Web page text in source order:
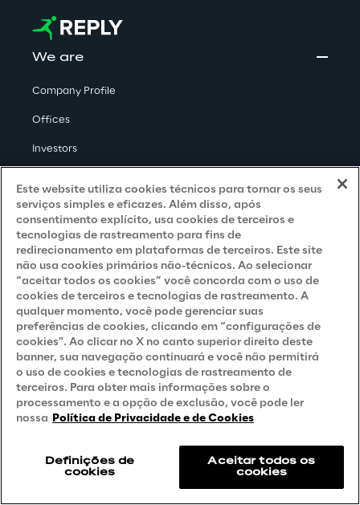
We are
Company Profile
Offices
Investors
Privacy & legal
Privacy & Cookie Policy
Privacy Notice(Client - LGPD)
Privacy Notice(Client - GDPR)
Privacy Notice(Supplier - LGPD)
Privacy Notice (Supplier - GDPR)
Privacy Notice(Candidate - LGPD)
Privacy Notice(Marketing)
Este website utiliza cookies técnicos para tornar os seus
serviços simples e eficazes. Além disso, após
consentimento explícito, usa cookies de terceiros e
tecnologias de rastreamento para fins de
redirecionamento em plataformas de terceiros. Este site
não usa cookies primários não-técnicos. Ao selecionar
“aceitar todos os cookies” você concorda com o uso de
cookies de terceiros e tecnologias de rastreamento. A
qualquer momento, você pode gerenciar suas
preferências de cookies, clicando em “configurações de
cookies". Ao clicar no X no canto superior direito deste
banner, sua navegação continuará e você não permitirá
o uso de cookies e tecnologias de rastreamento de
terceiros. Para obter mais informações sobre o
processamento e a opção de exclusão, você pode ler
nossa Política de Privacidade e de Cookies
Definições de
cookies
Aceitar todos os
cookies